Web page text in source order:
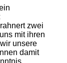
zwei
mit ihren
unsere
damit